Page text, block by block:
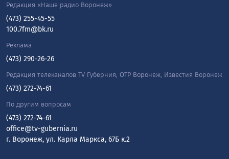
Редакция «Наше радио Воронеж»
(473) 255-45-55
100.7fm@bk.ru
Реклама
(473) 290-26-26
Редакция телеканалов TV Губерния, ОТР Воронеж, Известия Воронеж
(473) 272-74-61
По другим вопросам
(473) 272-74-61
office@tv-gubernia.ru
г. Воронеж, ул. Карла Маркса, 67Б к.2